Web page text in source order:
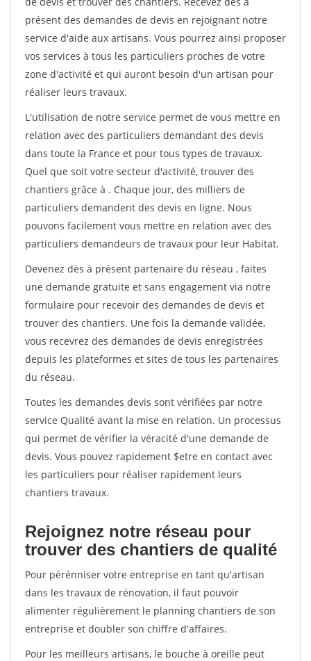
présent des demandes de devis en rejoignant notre
service d'aide aux artisans. Vous pourrez ainsi proposer
vos services à tous les particuliers proches de votre
zone d'activité et qui auront besoin d'un artisan pour
réaliser leurs travaux.
L'utilisation de notre service permet de vous mettre en
relation avec des particuliers demandant des devis
dans toute la France et pour tous types de travaux.
Quel que soit votre secteur d'activité, trouver des
chantiers grâce à . Chaque jour, des milliers de
particuliers demandent des devis en ligne. Nous
pouvons facilement vous mettre en relation avec des
particuliers demandeurs de travaux pour leur Habitat.
Devenez dès à présent partenaire du réseau , faites
une demande gratuite et sans engagement via notre
formulaire pour recevoir des demandes de devis et
trouver des chantiers. Une fois la demande validée,
vous recevrez des demandes de devis enregistrées
depuis les plateformes et sites de tous les partenaires
du réseau.
Toutes les demandes devis sont vérifiées par notre
service Qualité avant la mise en relation. Un processus
qui permet de vérifier la véracité d'une demande de
devis. Vous pouvez rapidement $etre en contact avec
les particuliers pour réaliser rapidement leurs
chantiers travaux.
Rejoignez notre réseau pour
trouver des chantiers de qualité
Pour pérénniser votre entreprise en tant qu'artisan
dans les travaux de rénovation, il faut pouvoir
alimenter régulièrement le planning chantiers de son
entreprise et doubler son chiffre d'affaires.
Pour les meilleurs artisans, le bouche à oreille peut